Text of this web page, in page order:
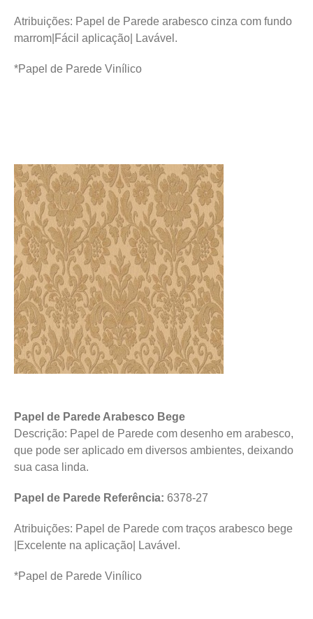
Atribuições: Papel de Parede arabesco cinza com fundo
marrom|Fácil aplicação| Lavável.
*Papel de Parede Vinílico
Papel de Parede Arabesco Bege
Descrição: Papel de Parede com desenho em arabesco,
que pode ser aplicado em diversos ambientes, deixando
sua casa linda.
Papel de Parede Referência: 6378-27
Atribuições: Papel de Parede com traços arabesco bege
|Excelente na aplicação| Lavável.
*Papel de Parede Vinílico